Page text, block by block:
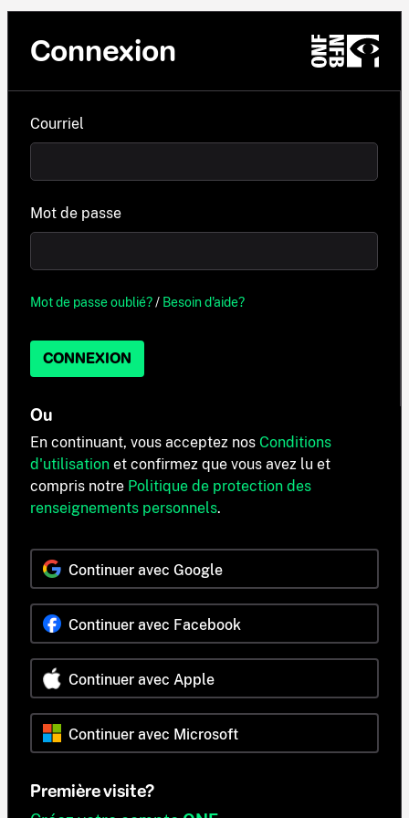
Connexion
Courriel
Mot de passe
Mot de passe oublié?/ Besoin d'aide?
CONNEXION
Ou
En continuant, vous acceptez nos Conditions
d'utilisation et confirmez que vous avez lu et
compris notre Politique de protection des
renseignements personnels.
Continuer avec Google
Continuer avec Facebook
Continuer avec Apple
Continuer avec Microsoft
Première visite?